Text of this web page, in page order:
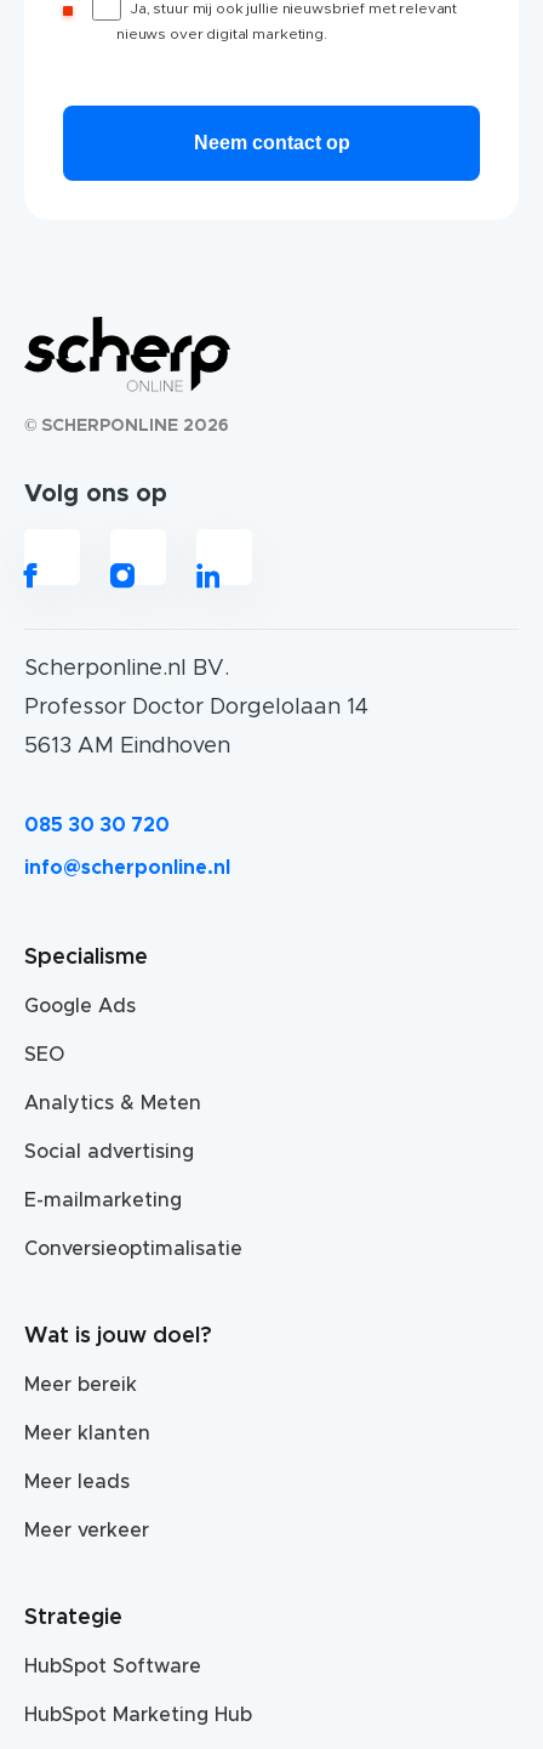
Ja, stuur mij ook jullie nieuwsbrief met relevant
nieuws over digital marketing.
© SCHERPONLINE 2026
Volg ons op
Scherponline.nl BV.
Professor Doctor Dorgelolaan 14
5613 AM Eindhoven
085 30 30 720
info@scherponline.nl
Specialisme
Google Ads
SEO
Analytics & Meten
Social advertising
E-mailmarketing
Conversieoptimalisatie
Wat is jouw doel?
Meer bereik
Meer klanten
Meer leads
Meer verkeer
Strategie
HubSpot Software
HubSpot Marketing Hub